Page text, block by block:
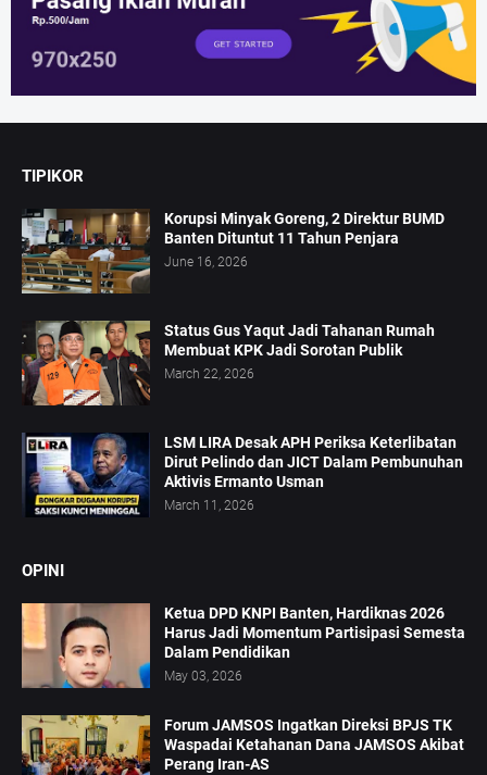
TIPIKOR
Korupsi Minyak Goreng, 2 Direktur BUMD
Banten Dituntut 11 Tahun Penjara
June 16, 2026
Status Gus Yaqut Jadi Tahanan Rumah
Membuat KPK Jadi Sorotan Publik
March 22, 2026
LSM LIRA Desak APH Periksa Keterlibatan
Dirut Pelindo dan JICT Dalam Pembunuhan
Aktivis Ermanto Usman
March 11, 2026
OPINI
Ketua DPD KNPI Banten, Hardiknas 2026
Harus Jadi Momentum Partisipasi Semesta
Dalam Pendidikan
May 03, 2026
Forum JAMSOS Ingatkan Direksi BPJS TK
Waspadai Ketahanan Dana JAMSOS Akibat
Perang Iran-AS